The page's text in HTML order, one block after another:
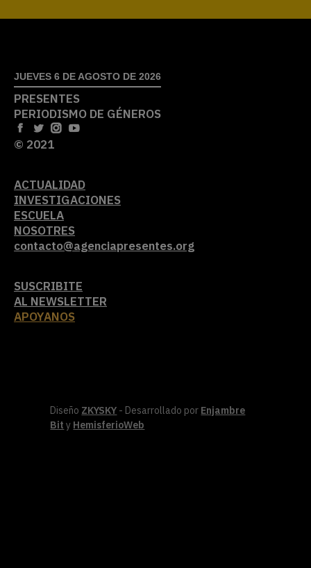
JUEVES 6 DE AGOSTO DE 2026
PRESENTES
PERIODISMO DE GÉNEROS
© 2021
ACTUALIDAD
INVESTIGACIONES
ESCUELA
NOSOTRES
contacto@agenciapresentes.org
SUSCRIBITE
AL NEWSLETTER
APOYANOS
Diseño ZKYSKY - Desarrollado por Enjambre
Bit y HemisferioWeb